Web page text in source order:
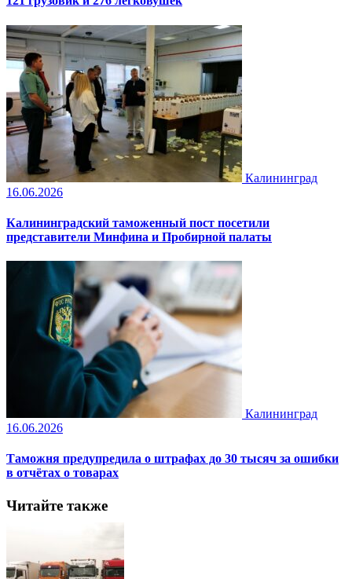
Калининград
16.06.2026
Калининградский таможенный пост посетили
представители Минфина и Пробирной палаты
Калининград
16.06.2026
Таможня предупредила о штрафах до 30 тысяч за ошибки
в отчётах о товарах
Читайте также